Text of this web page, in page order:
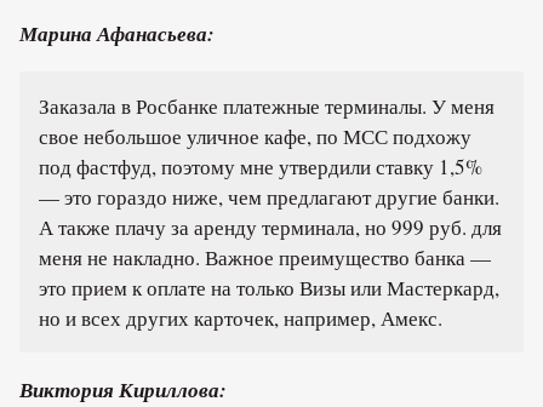
Марина Афанасьева:
Заказала в Росбанке платежные терминалы. У меня
свое небольшое уличное кафе, по МСС подхожу
под фастфуд, поэтому мне утвердили ставку 1,5%
— это гораздо ниже, чем предлагают другие банки.
А также плачу за аренду терминала, но 999 руб. для
меня не накладно. Важное преимущество банка —
это прием к оплате на только Визы или Мастеркард,
но и всех других карточек, например, Амекс.
Виктория Кириллова: